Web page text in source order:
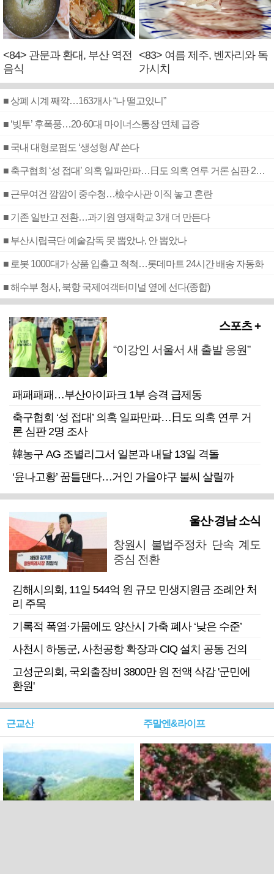
<84> 관문과 환대, 부산 역전
음식
<83> 여름 제주, 벤자리와 독
가시치
■ 상폐 시계 째깍…163개사 “나 떨고있니”
■ ‘빚투’ 후폭풍…20·60대 마이너스통장 연체 급증
■ 국내 대형로펌도 ‘생성형 AI’ 쓴다
■ 축구협회 ‘성 접대’ 의혹 일파만파…日도 의혹 연루 거론 심판 2명 조사
■ 근무여건 깜깜이 중수청…檢수사관 이직 놓고 혼란
■ 기존 일반고 전환…과기원 영재학교 3개 더 만든다
■ 부산시립극단 예술감독 못 뽑았나, 안 뽑았나
■ 로봇 1000대가 상품 입출고 척척…롯데마트 24시간 배송 자동화
■ 해수부 청사, 북항 국제여객터미널 옆에 선다(종합)
스포츠 +
“이강인 서울서 새 출발 응원”
패패패패…부산아이파크 1부 승격 급제동
축구협회 ‘성 접대’ 의혹 일파만파…日도 의혹 연루 거
론 심판 2명 조사
韓농구 AG 조별리그서 일본과 내달 13일 격돌
‘윤나고황’ 꿈틀댄다…거인 가을야구 불씨 살릴까
울산·경남 소식
창원시 불법주정차 단속 계도
중심 전환
김해시의회, 11일 544억 원 규모 민생지원금 조례안 처
리 주목
기록적 폭염·가뭄에도 양산시 가축 폐사 ‘낮은 수준’
사천시 하동군, 사천공항 확장과 CIQ 설치 공동 건의
고성군의회, 국외출장비 3800만 원 전액 삭감 '군민에
환원'
근교산 주말엔&라이프